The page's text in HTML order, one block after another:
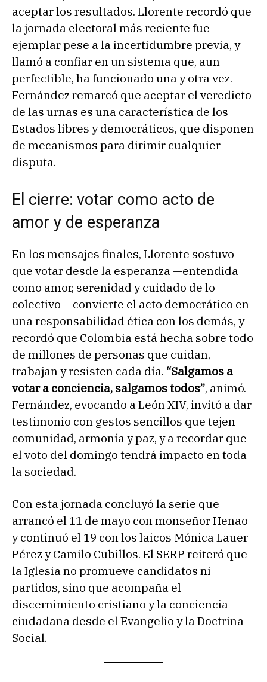
aceptar los resultados. Llorente recordó que
la jornada electoral más reciente fue
ejemplar pese a la incertidumbre previa, y
llamó a confiar en un sistema que, aun
perfectible, ha funcionado una y otra vez.
Fernández remarcó que aceptar el veredicto
de las urnas es una característica de los
Estados libres y democráticos, que disponen
de mecanismos para dirimir cualquier
disputa.
El cierre: votar como acto de
amor y de esperanza
En los mensajes finales, Llorente sostuvo
que votar desde la esperanza —entendida
como amor, serenidad y cuidado de lo
colectivo— convierte el acto democrático en
una responsabilidad ética con los demás, y
recordó que Colombia está hecha sobre todo
de millones de personas que cuidan,
trabajan y resisten cada día. “Salgamos a
votar a conciencia, salgamos todos”, animó.
Fernández, evocando a León XIV, invitó a dar
testimonio con gestos sencillos que tejen
comunidad, armonía y paz, y a recordar que
el voto del domingo tendrá impacto en toda
la sociedad.
Con esta jornada concluyó la serie que
arrancó el 11 de mayo con monseñor Henao
y continuó el 19 con los laicos Mónica Lauer
Pérez y Camilo Cubillos. El SERP reiteró que
la Iglesia no promueve candidatos ni
partidos, sino que acompaña el
discernimiento cristiano y la conciencia
ciudadana desde el Evangelio y la Doctrina
Social.